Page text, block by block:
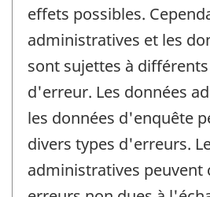
effets possibles.
administratives et les
sont sujettes à
d'erreur. Les données
les données d'enquête
divers types d'erreurs.
administratives peuvent